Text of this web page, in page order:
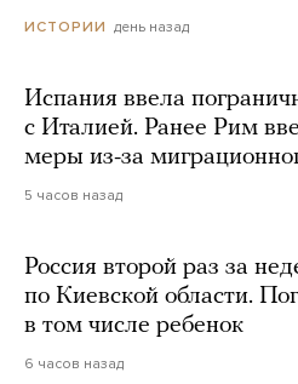
ИСТОРИИ день назад
Испания ввела
с Италией. Ранее Рим
меры из-за
5 часов назад
Россия второй раз за
по Киевской области.
в том числе ребенок
6 часов назад